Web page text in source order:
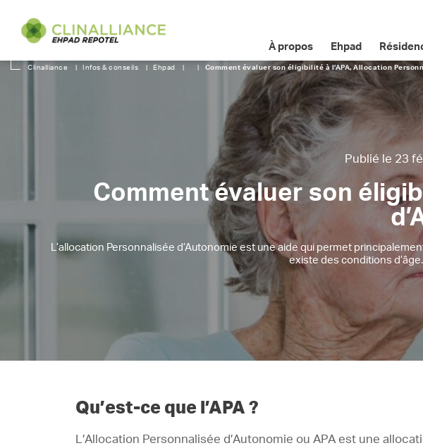
À propos Ehpad
Clinalliance Infos & conseils Ehpad Comment évaluer son éligibilité à l’APA, Allocation
Publié le 23
Comment évaluer son
L’allocation Personnalisée d’Autonomie est une aide qui permet
existe des conditions
Qu’est-ce que l’APA ?
L’Allocation Personnalisée d’Autonomie ou APA est une